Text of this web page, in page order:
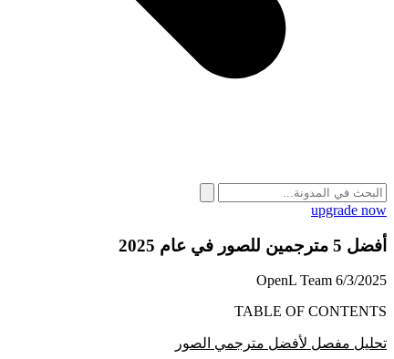
upgrade now
أفضل 5 مترجمين للصور في عام 2025
OpenL Team 6/3/2025
TABLE OF CONTENTS
تحليل مفصل لأفضل مترجمي الصور